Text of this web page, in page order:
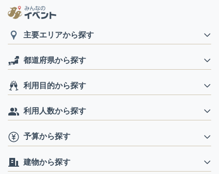
主要エリアから探す
都道府県から探す
利用目的から探す
利用人数から探す
予算から探す
建物から探す